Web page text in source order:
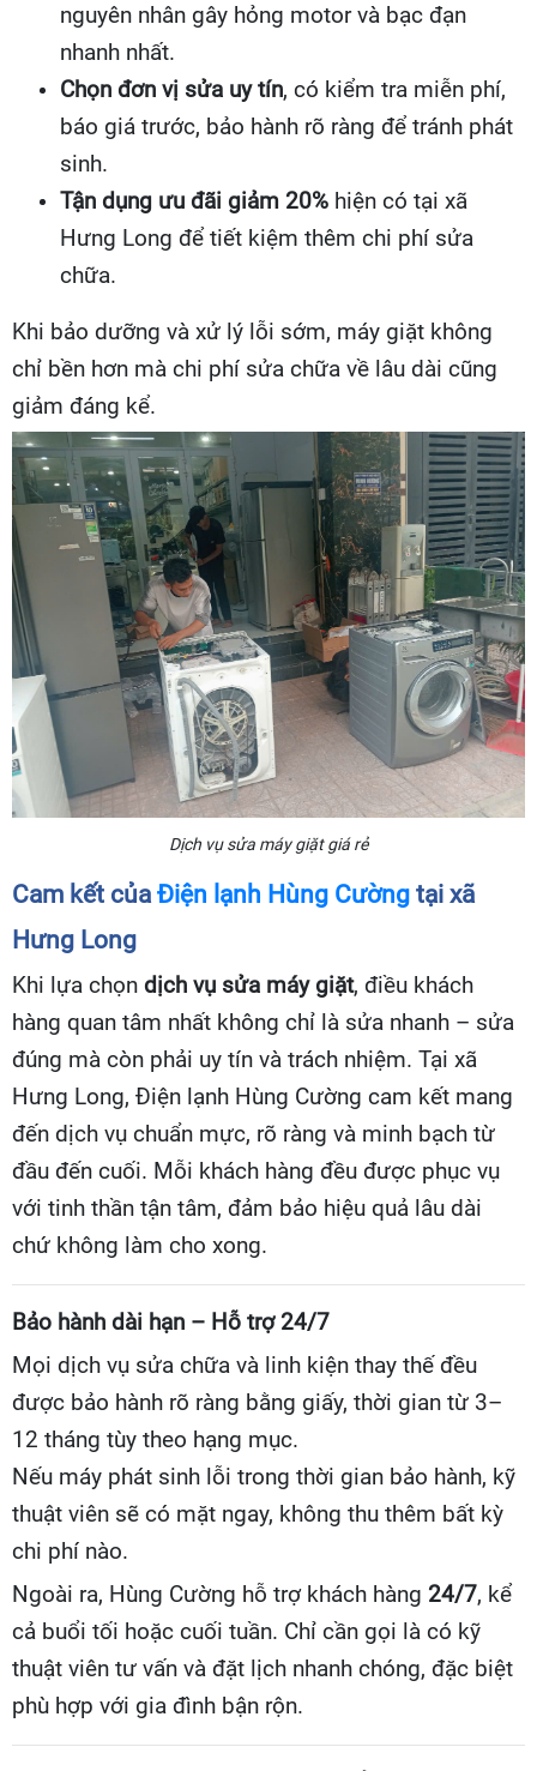
nguyên nhân gây hỏng motor và bạc đạn
nhanh nhất.
Chọn đơn vị sửa uy tín, có kiểm tra miễn phí,
báo giá trước, bảo hành rõ ràng để tránh phát
sinh.
Tận dụng ưu đãi giảm 20% hiện có tại xã
Hưng Long để tiết kiệm thêm chi phí sửa
chữa.
Khi bảo dưỡng và xử lý lỗi sớm, máy giặt không
chỉ bền hơn mà chi phí sửa chữa về lâu dài cũng
giảm đáng kể.
Dịch vụ sửa máy giặt giá rẻ
Cam kết của Điện lạnh Hùng Cường tại xã
Hưng Long
Khi lựa chọn dịch vụ sửa máy giặt, điều khách
hàng quan tâm nhất không chỉ là sửa nhanh – sửa
đúng mà còn phải uy tín và trách nhiệm. Tại xã
Hưng Long, Điện lạnh Hùng Cường cam kết mang
đến dịch vụ chuẩn mực, rõ ràng và minh bạch từ
đầu đến cuối. Mỗi khách hàng đều được phục vụ
với tinh thần tận tâm, đảm bảo hiệu quả lâu dài
chứ không làm cho xong.
Bảo hành dài hạn – Hỗ trợ 24/7
Mọi dịch vụ sửa chữa và linh kiện thay thế đều
được bảo hành rõ ràng bằng giấy, thời gian từ 3–
12 tháng tùy theo hạng mục.
Nếu máy phát sinh lỗi trong thời gian bảo hành, kỹ
thuật viên sẽ có mặt ngay, không thu thêm bất kỳ
chi phí nào.
Ngoài ra, Hùng Cường hỗ trợ khách hàng 24/7, kể
cả buổi tối hoặc cuối tuần. Chỉ cần gọi là có kỹ
thuật viên tư vấn và đặt lịch nhanh chóng, đặc biệt
phù hợp với gia đình bận rộn.